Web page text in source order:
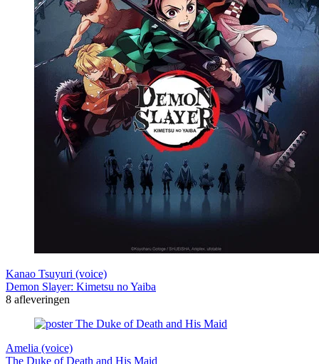
Kanao Tsuyuri (voice)
Demon Slayer: Kimetsu no Yaiba
8 afleveringen
Amelia (voice)
The Duke of Death and His Maid